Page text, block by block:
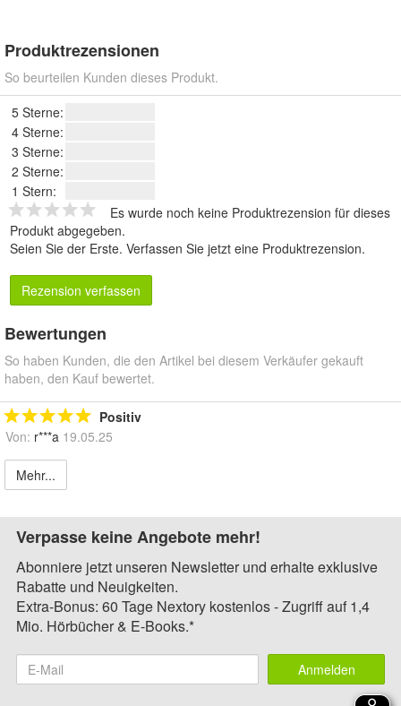
Produktrezensionen
So beurteilen Kunden dieses Produkt.
5 Sterne:
4 Sterne:
3 Sterne:
2 Sterne:
1 Stern:
Es wurde noch keine Produktrezension für dieses
Produkt abgegeben.
Seien Sie der Erste. Verfassen Sie jetzt eine Produktrezension.
Rezension verfassen
Bewertungen
So haben Kunden, die den Artikel bei diesem Verkäufer gekauft
haben, den Kauf bewertet.
Positiv
Von: r***a 19.05.25
Mehr...
Verpasse keine Angebote mehr!
Abonniere jetzt unseren Newsletter und erhalte exklusive
Rabatte und Neuigkeiten.
Extra-Bonus: 60 Tage Nextory kostenlos - Zugriff auf 1,4
Mio. Hörbücher & E-Books.*
Anmelden